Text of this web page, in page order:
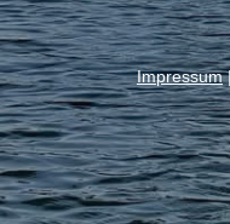
Impressum